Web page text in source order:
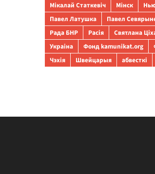
Мікалай Статкевіч
Мінск
Павел Латушка
Павел
Рада БНР
Расія
Святлана
Украіна
Фонд kamunikat.org
Чэхія
Швейцарыя абвесткі